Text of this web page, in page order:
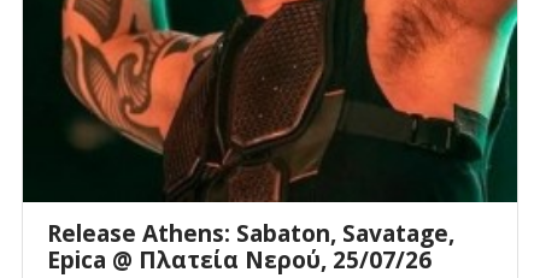
Release Athens: Sabaton, Savatage,
Epica @ Πλατεία Νερού, 25/07/26